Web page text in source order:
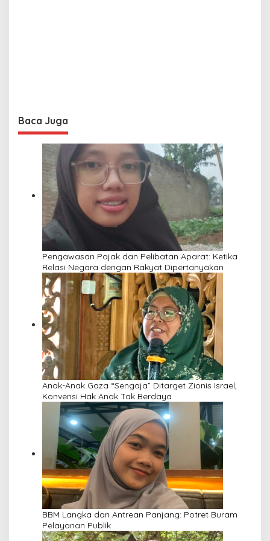
Baca Juga
Pengawasan Pajak dan Pelibatan Aparat: Ketika
Relasi Negara dengan Rakyat Dipertanyakan
Anak-Anak Gaza “Sengaja” Ditarget Zionis Israel,
Konvensi Hak Anak Tak Berdaya
BBM Langka dan Antrean Panjang: Potret Buram
Pelayanan Publik